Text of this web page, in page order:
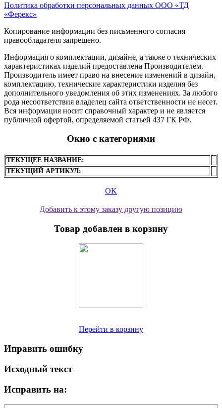
Политика обработки персональных данных ООО «ТД
«Ферекс»
Копирование информации без письменного согласия
правообладателя запрещено.
Информация о комплектации, дизайне, а также о технических
характеристиках изделий предоставлена Производителем.
Производитель имеет право на внесение изменений в дизайн,
комплектацию, технические характеристики изделия без
дополнительного уведомления об этих изменениях. За любого
рода несоответствия владелец сайта ответственности не несет.
Вся информация носит справочный характер и не является
публичной офертой, определяемой статьей 437 ГК РФ.
Окно с категориями
ТЕКУЩЕЕ НАЗВАНИЕ:
ТЕКУЩИЙ АРТИКУЛ:
OK
Добавить к этому заказу другую позицию
Товар добавлен в корзину
Перейти в корзину
Иправить ошибку
Исходный текст
Исправить на: